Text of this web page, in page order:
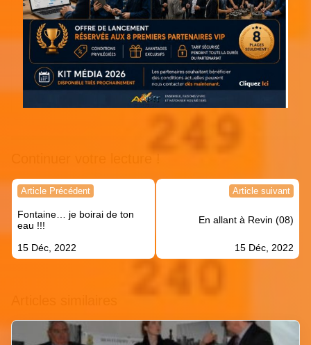
Navigation
l’article
Article Précédent
Fontaine… je boirai de ton
eau !!!
15 Déc, 2022
Article suivant
En allant à Revin (08)
15 Déc, 2022